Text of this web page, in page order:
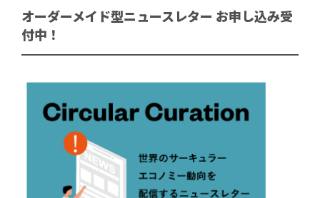
オーダーメイド型ニュースレター お申し込み受
付中！